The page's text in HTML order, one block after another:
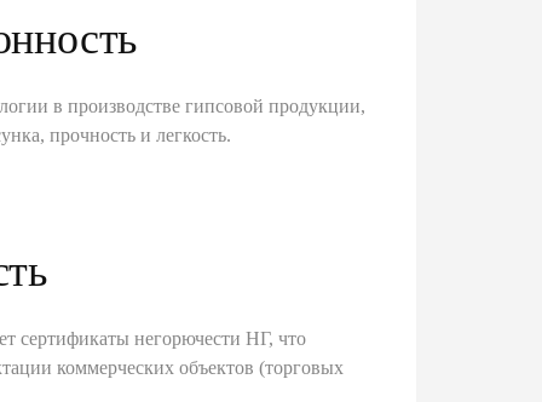
в производстве гипсовой продукции,
прочность и легкость.
сертификаты негорючести НГ, что
коммерческих объектов (торговых